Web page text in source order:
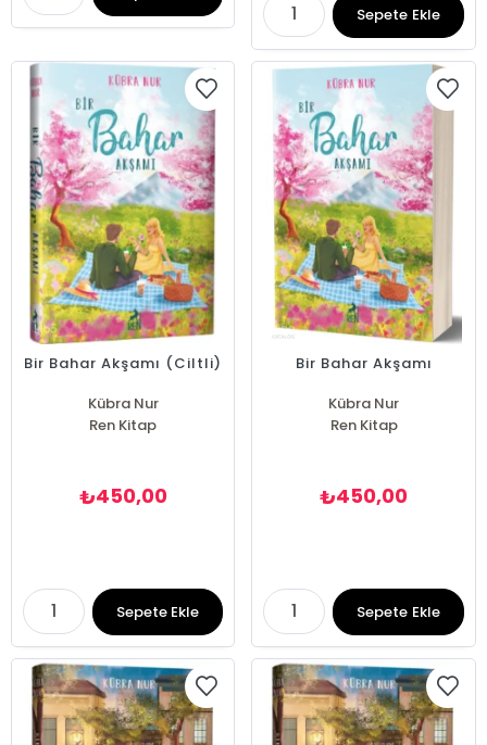
Sepete Ekle
Bir Bahar Akşamı (Ciltli)
Kübra Nur
Ren Kitap
₺450,00
Sepete Ekle
Bir Bahar Akşamı
Kübra Nur
Ren Kitap
₺450,00
Sepete Ekle